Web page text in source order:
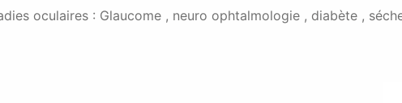
oculaires : Glaucome , neuro ophtalmologie , diabète ,